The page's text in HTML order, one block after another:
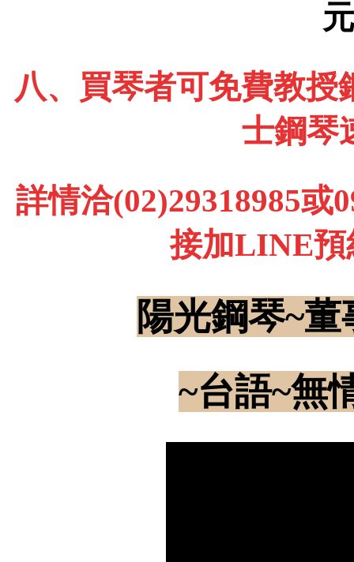
八、買琴者可免費教授
士鋼琴
詳情洽(02)29318985或
接加LINE預
陽光鋼琴~
~台語~無